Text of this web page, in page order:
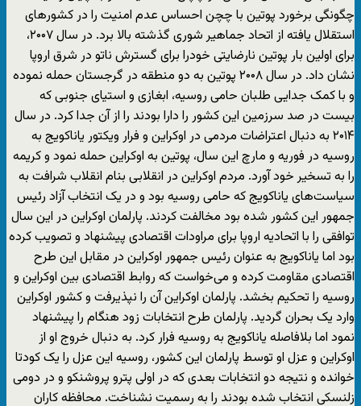
چگونگی برخورد پوتین با چچن احساس عدم امنیت را در کشورهای
استقلال یافته از اتحاد جماهیر شوری گذشته بالا برد. در سال ۲۰۰۷،
برای اولین بار پوتین نارضایتی خودرا برای گسترش ناتو در شرق اروپا
نشان داد. در سال ۲۰۰۸ پوتین به دو منطقه در گرجستان حمله نموده
و با کمک جدایی طلبان حامی روسیه، ابغازی و استیای جنوبی که
بیست در صد سرزمین این کشور را دارا بودند را از آن جدا کرد. در سال
۲۰۱۴ به دنبال اعتراضات مردمی در اوکراین و فرار ویکتور یاناکویج به
روسیه در فوریه و مارچ این سال، پوتین به اوکراین حمله نمود و کریمه
را به تسخیر خود آورد. مردم اوکراین در انقلابی بنام انقلاب شرافت به
سیاست‌های یاناکویج که حامی روسیه بود و در یک انتخاب آزاد رئیس
جمهور این کشور شده بود مخالفت کردند. پارلمان اوکراین در این سال
توافقی را با اتحادیه اروپا برای مراودات اقتصادی پیشنهاد و تصویب کرده
بود اما یاناکویج به عنوان رئیس جمهور اوکراین در مقابل این طرح
اقتصادی مقاومت کرده و می‌خواست که روابط اقتصادی بین اوکراین و
روسیه را تحکیم بخشد. پارلمان اوکراین آن را نپذیرفت و کشور اوکراین
وارد یک بحران گردید. پارلمان طرح انتخابات زود هنگام را پیشنهاد
نمود اما بلافاصله یاناکویج به روسیه فرار کرد. به دنبال خروج او از
اوکراین و عزل او توسط پارلمان این کشور، روسیه این عزل را یک کودتا
خوانده و نتیجه دو انتخابات بعدی که در اولی پترو پروشنکو و در دومی
زلنسکی انتخاب شده بودند را به رسمیت نشناخت. محافظه کاران